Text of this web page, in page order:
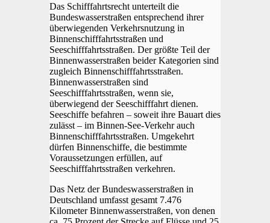
Das Schifffahrtsrecht unterteilt die
Bundeswasserstraßen entsprechend ihrer
überwiegenden Verkehrsnutzung in
Binnenschifffahrtsstraßen und
Seeschifffahrtsstraßen. Der größte Teil der
Binnenwasserstraßen beider Kategorien sind
zugleich Binnenschifffahrtsstraßen.
Binnenwasserstraßen sind
Seeschifffahrtsstraßen, wenn sie,
überwiegend der Seeschifffahrt dienen.
Seeschiffe befahren – soweit ihre Bauart dies
zulässt – im Binnen-See-Verkehr auch
Binnenschifffahrtsstraßen. Umgekehrt
dürfen Binnenschiffe, die bestimmte
Voraussetzungen erfüllen, auf
Seeschifffahrtsstraßen verkehren.
Das Netz der Bundeswasserstraßen in
Deutschland umfasst gesamt 7.476
Kilometer Binnenwasserstraßen, von denen